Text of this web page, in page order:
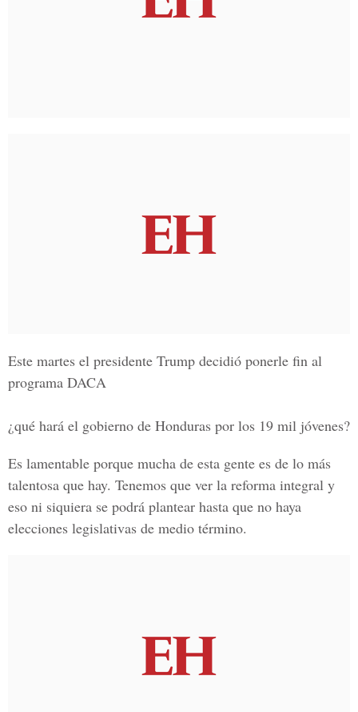
Este martes el presidente Trump decidió ponerle fin al
programa DACA
¿qué hará el gobierno de Honduras por los 19 mil jóvenes?
Es lamentable porque mucha de esta gente es de lo más
talentosa que hay. Tenemos que ver la reforma integral y
eso ni siquiera se podrá plantear hasta que no haya
elecciones legislativas de medio término.